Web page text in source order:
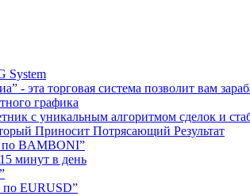
System
- эта торговая система позволит вам
графика
с уникальным алгоритмом сделок и
Приносит Потрясающий Результат
по BAMBONI”
минут в день
по EURUSD”